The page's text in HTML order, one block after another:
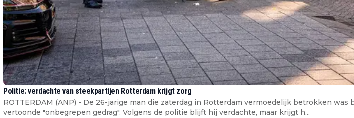
Politie: verdachte van steekpartijen Rotterdam krijgt zorg
ROTTERDAM (ANP) - De 26-jarige man die zaterdag in Rotterdam vermoedelijk betrokken
vertoonde "onbegrepen gedrag". Volgens de politie blijft hij verdachte, maar krijgt h...